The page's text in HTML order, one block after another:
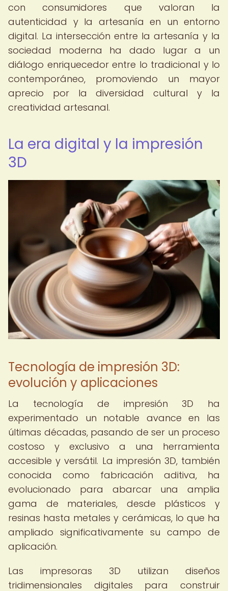
con consumidores que valoran la
autenticidad y la artesanía en un entorno
digital. La intersección entre la artesanía y la
sociedad moderna ha dado lugar a un
diálogo enriquecedor entre lo tradicional y lo
contemporáneo, promoviendo un mayor
aprecio por la diversidad cultural y la
creatividad artesanal.
La era digital y la impresión
3D
Tecnología de impresión 3D:
evolución y aplicaciones
La tecnología de impresión 3D ha
experimentado un notable avance en las
últimas décadas, pasando de ser un proceso
costoso y exclusivo a una herramienta
accesible y versátil. La impresión 3D, también
conocida como fabricación aditiva, ha
evolucionado para abarcar una amplia
gama de materiales, desde plásticos y
resinas hasta metales y cerámicas, lo que ha
ampliado significativamente su campo de
aplicación.
Las impresoras 3D utilizan diseños
tridimensionales digitales para construir